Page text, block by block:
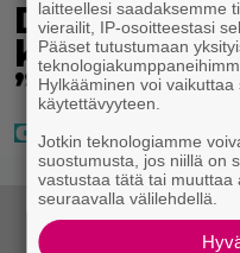
Diandra
kuvia
”Puitteet
laitteellesi saadaksemme
vierailit, IP-osoitteestasi
Pääset tutustumaan
Hylkääminen voi
käytettävyyteen.
Jotkin teknologiamme
suostumusta, jos niillä on
vastustaa tätä tai muuttaa
seuraavalla välilehdellä.